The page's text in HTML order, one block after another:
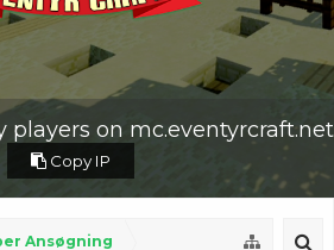
players on mc.eventyrcraft.net
Copy IP
Ansøgning